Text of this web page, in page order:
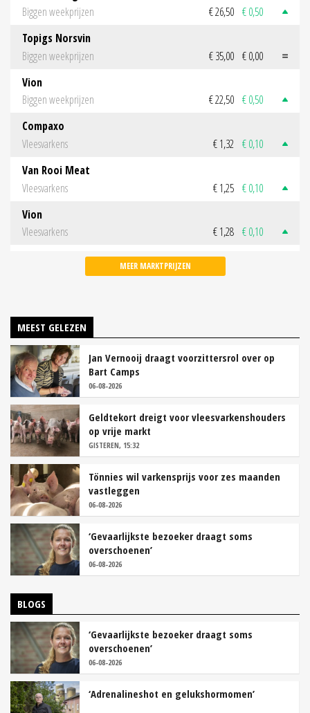
Biggen weekprijzen
€ 26,50 € 0,50
Topigs Norsvin
Biggen weekprijzen
€ 35,00 € 0,00
Vion
Biggen weekprijzen
€ 22,50 € 0,50
Compaxo
Vleesvarkens
€ 1,32 € 0,10
Van Rooi Meat
Vleesvarkens
€ 1,25 € 0,10
Vion
Vleesvarkens
€ 1,28 € 0,10
MEER MARKTPRIJZEN
MEEST GELEZEN
Jan Vernooij draagt voorzittersrol over op
Bart Camps
06-08-2026
Geldtekort dreigt voor vleesvarkenshouders
op vrije markt
GISTEREN, 15:32
Tönnies wil varkensprijs voor zes maanden
vastleggen
06-08-2026
‘Gevaarlijkste bezoeker draagt soms
overschoenen’
06-08-2026
BLOGS
‘Gevaarlijkste bezoeker draagt soms
overschoenen’
06-08-2026
‘Adrenalineshot en gelukshormomen’